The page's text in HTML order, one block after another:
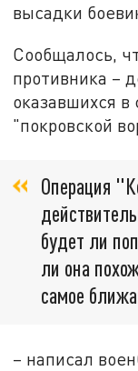
высадки
Сообщалось,
противника –
оказавшихся
"покровской
Операция
будет ли
ли она
самое
– написал